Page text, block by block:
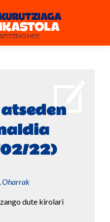
22)
,Oharrak
dute kirolari